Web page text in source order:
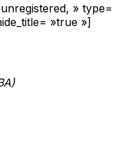
» type=
»true »]